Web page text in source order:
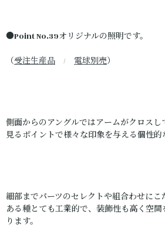
●Point No.39オリジナルの照明です。
（受注生産品 / 電球別売）
側面からのアングルではアームがクロスし
見るポイントで様々な印象を与える個性的
細部までパーツのセレクトや組合わせにこ
ある種とても工業的で、装飾性も高く空
ります。